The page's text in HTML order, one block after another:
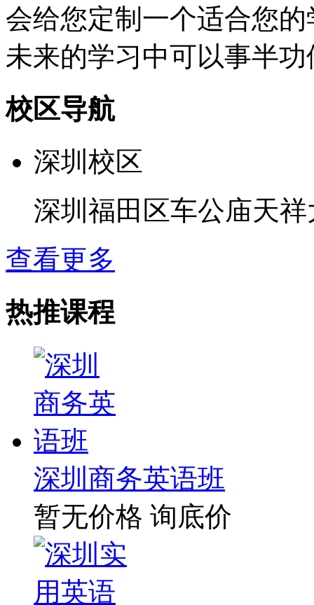
会给您定制一个适合您
未来的学习中可以事半功
校区导航
深圳校区
深圳福田区车公庙天
查看更多
热推课程
深圳商务英语班
暂无价格 询底价